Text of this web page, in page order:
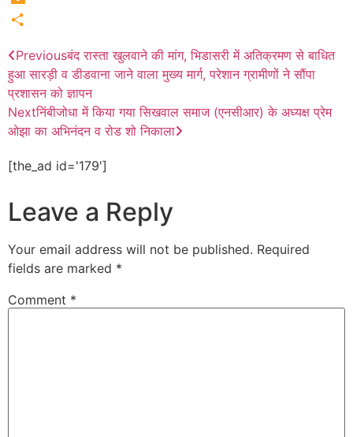
Email
Previousबंद रास्ता खुलवाने की मांग, भिडासरी में अतिक्रमण से बाधित
हुआ सारड़ी व डीडवाना जाने वाला मुख्य मार्ग, परेशान ग्रामीणों ने सौंपा
प्रशासन को ज्ञापन
Nextनिंबीजोधा में किया गया सिखवाल समाज (एनसीआर) के अध्यक्ष प्रेम
ओझा का अभिनंदन व रोड शो निकाला
[the_ad id='179']
Leave a Reply
Your email address will not be published. Required
fields are marked *
Comment *